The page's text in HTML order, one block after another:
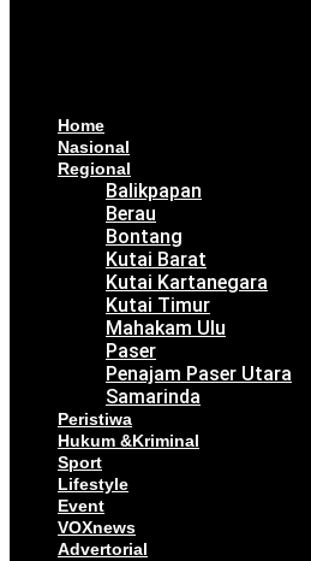
Home
Nasional
Regional
Balikpapan
Berau
Bontang
Kutai Barat
Kutai Kartanegara
Kutai Timur
Mahakam Ulu
Paser
Penajam Paser Utara
Samarinda
Peristiwa
Hukum &Kriminal
Sport
Lifestyle
Event
VOXnews
Advertorial